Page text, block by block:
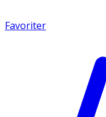
Favoriter